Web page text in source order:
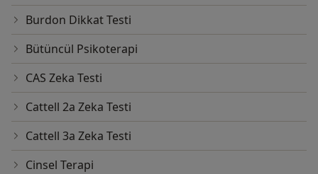
Burdon Dikkat Testi
Bütüncül Psikoterapi
CAS Zeka Testi
Cattell 2a Zeka Testi
Cattell 3a Zeka Testi
Cinsel Terapi